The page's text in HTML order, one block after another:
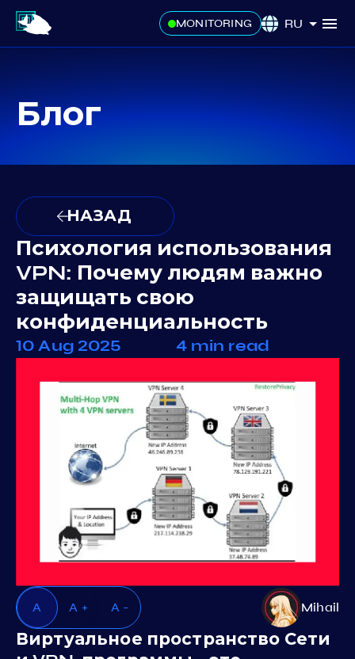
MONITORING RU
Блог
НАЗАД
Психология использования
VPN: Почему людям важно
защищать свою
конфиденциальность
10 Aug 2025 4 min read
A A + A - Mihail
Виртуальное пространство Сети